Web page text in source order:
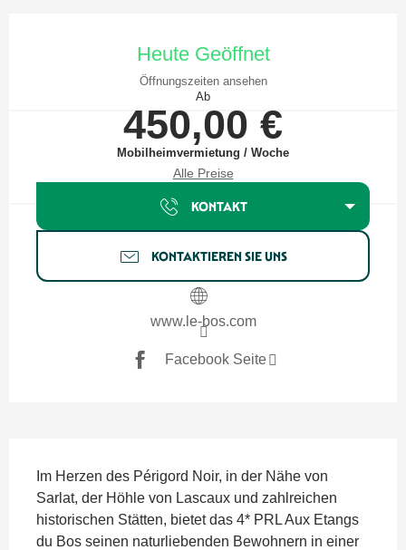
Heute Geöffnet
Öffnungszeiten ansehen
Ab
450,00 €
Mobilheimvermietung / Woche
Alle Preise
KONTAKT
KONTAKTIEREN SIE UNS
www.le-bos.com
Facebook Seite
Im Herzen des Périgord Noir, in der Nähe von
Sarlat, der Höhle von Lascaux und zahlreichen
historischen Stätten, bietet das 4* PRL Aux Etangs
du Bos seinen naturliebenden Bewohnern in einer